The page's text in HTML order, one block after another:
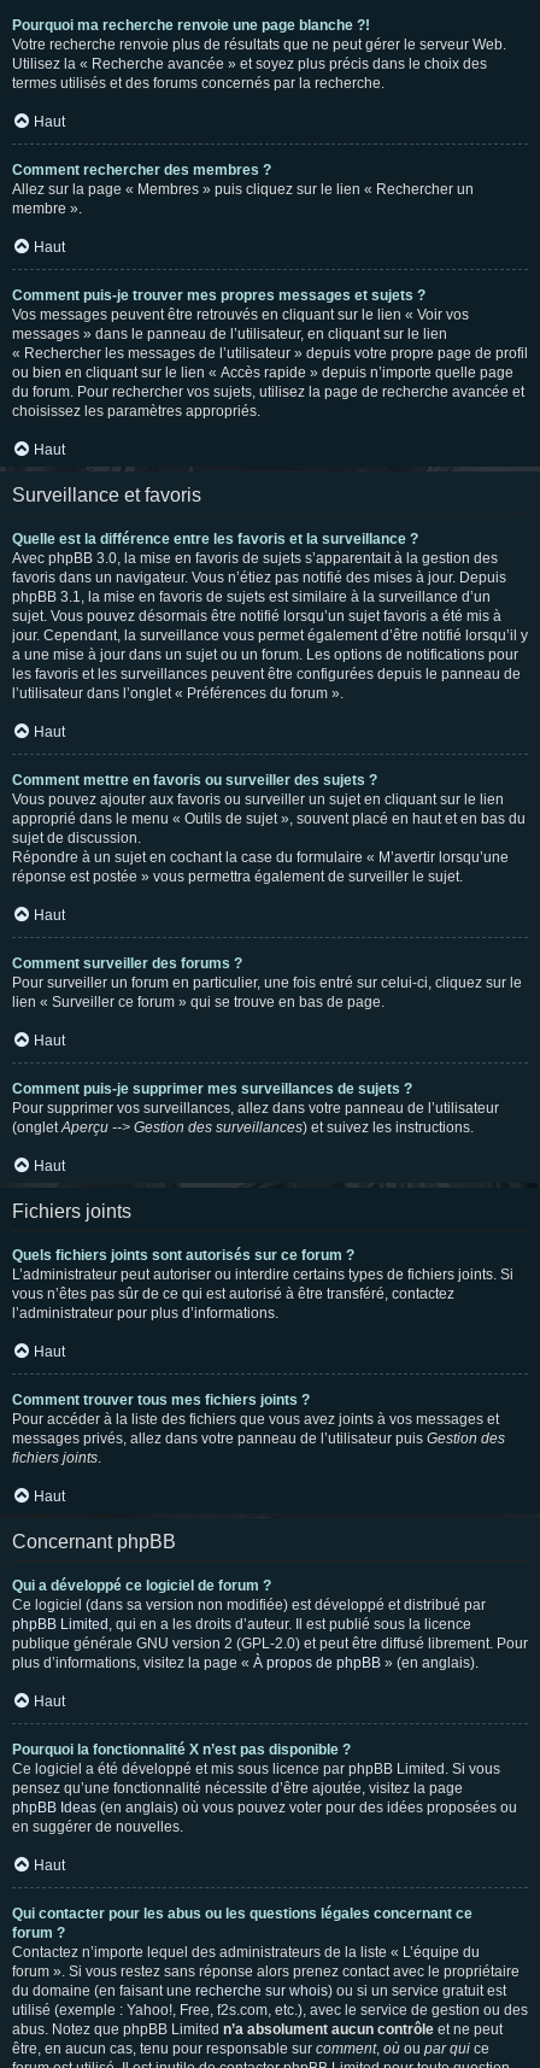
Pourquoi ma recherche renvoie une page blanche ?!
Votre recherche renvoie plus de résultats que ne peut gérer le serveur Web.
Utilisez la « Recherche avancée » et soyez plus précis dans le choix des
termes utilisés et des forums concernés par la recherche.
Haut
Comment rechercher des membres ?
Allez sur la page « Membres » puis cliquez sur le lien « Rechercher un
membre ».
Haut
Comment puis-je trouver mes propres messages et sujets ?
Vos messages peuvent être retrouvés en cliquant sur le lien « Voir vos
messages » dans le panneau de l’utilisateur, en cliquant sur le lien
« Rechercher les messages de l’utilisateur » depuis votre propre page de profil
ou bien en cliquant sur le lien « Accès rapide » depuis n’importe quelle page
du forum. Pour rechercher vos sujets, utilisez la page de recherche avancée et
choisissez les paramètres appropriés.
Haut
Surveillance et favoris
Quelle est la différence entre les favoris et la surveillance ?
Avec phpBB 3.0, la mise en favoris de sujets s’apparentait à la gestion des
favoris dans un navigateur. Vous n’étiez pas notifié des mises à jour. Depuis
phpBB 3.1, la mise en favoris de sujets est similaire à la surveillance d’un
sujet. Vous pouvez désormais être notifié lorsqu’un sujet favoris a été mis à
jour. Cependant, la surveillance vous permet également d’être notifié lorsqu’il y
a une mise à jour dans un sujet ou un forum. Les options de notifications pour
les favoris et les surveillances peuvent être configurées depuis le panneau de
l’utilisateur dans l’onglet « Préférences du forum ».
Haut
Comment mettre en favoris ou surveiller des sujets ?
Vous pouvez ajouter aux favoris ou surveiller un sujet en cliquant sur le lien
approprié dans le menu « Outils de sujet », souvent placé en haut et en bas du
sujet de discussion.
Répondre à un sujet en cochant la case du formulaire « M’avertir lorsqu’une
réponse est postée » vous permettra également de surveiller le sujet.
Haut
Comment surveiller des forums ?
Pour surveiller un forum en particulier, une fois entré sur celui-ci, cliquez sur le
lien « Surveiller ce forum » qui se trouve en bas de page.
Haut
Comment puis-je supprimer mes surveillances de sujets ?
Pour supprimer vos surveillances, allez dans votre panneau de l’utilisateur
(ongletAperçu --> Gestion des surveillances) et suivez les instructions.
Haut
Fichiers joints
Quels fichiers joints sont autorisés sur ce forum ?
L’administrateur peut autoriser ou interdire certains types de fichiers joints. Si
vous n’êtes pas sûr de ce qui est autorisé à être transféré, contactez
l’administrateur pour plus d’informations.
Haut
Comment trouver tous mes fichiers joints ?
Pour accéder à la liste des fichiers que vous avez joints à vos messages et
messages privés, allez dans votre panneau de l’utilisateur puis Gestion des
fichiers joints.
Haut
Concernant phpBB
Qui a développé ce logiciel de forum ?
Ce logiciel (dans sa version non modifiée) est développé et distribué par
phpBB Limited , qui en a les droits d’auteur. Il est publié sous la licence
publique générale GNU version 2 (GPL-2.0) et peut être diffusé librement. Pour
plus d’informations, visitez la page « À propos de phpBB » (en anglais).
Haut
Pourquoi la fonctionnalité X n’est pas disponible ?
Ce logiciel a été développé et mis sous licence par phpBB Limited. Si vous
pensez qu’une fonctionnalité nécessite d’être ajoutée, visitez la page
phpBB Ideas (en anglais) où vous pouvez voter pour des idées proposées ou
en suggérer de nouvelles.
Haut
Qui contacter pour les abus ou les questions légales concernant ce
forum ?
Contactez n’importe lequel des administrateurs de la liste « L’équipe du
forum ». Si vous restez sans réponse alors prenez contact avec le propriétaire
du domaine (en faisant une recherche sur whois) ou si un service gratuit est
utilisé (exemple : Yahoo!, Free, f2s.com, etc.), avec le service de gestion ou des
abus. Notez que phpBB Limited n’a absolument aucun contrôle et ne peut
être, en aucun cas, tenu pour responsable sur comment, où ou par qui ce